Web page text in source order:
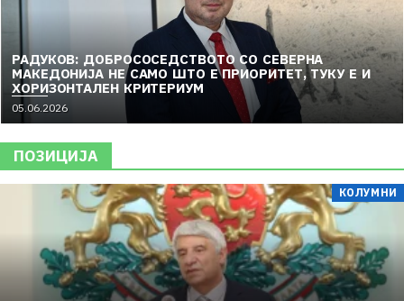
РАДУКОВ: ДОБРОСОСЕДСТВОТО СО СЕВЕРНА
МАКЕДОНИЈА НЕ САМО ШТО Е ПРИОРИТЕТ, ТУКУ Е И
ХОРИЗОНТАЛЕН КРИТЕРИУМ
05.06.2026
ПОЗИЦИЈА
КОЛУМНИ